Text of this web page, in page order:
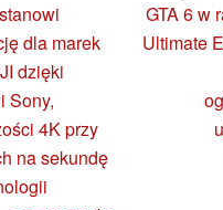
dla marek
dzięki
Sony,
4K przy
na sekundę
GTA 6 w
Ultimate